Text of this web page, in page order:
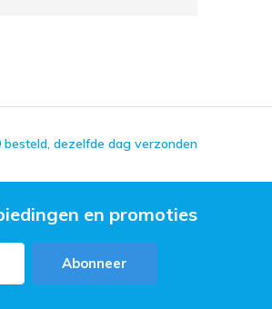
besteld, dezelfde dag verzonden
en promoties
Abonneer